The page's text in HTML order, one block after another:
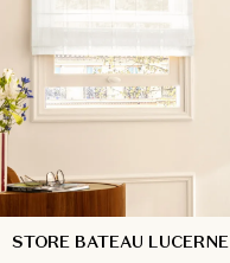
STORE BATEAU LUCERNE